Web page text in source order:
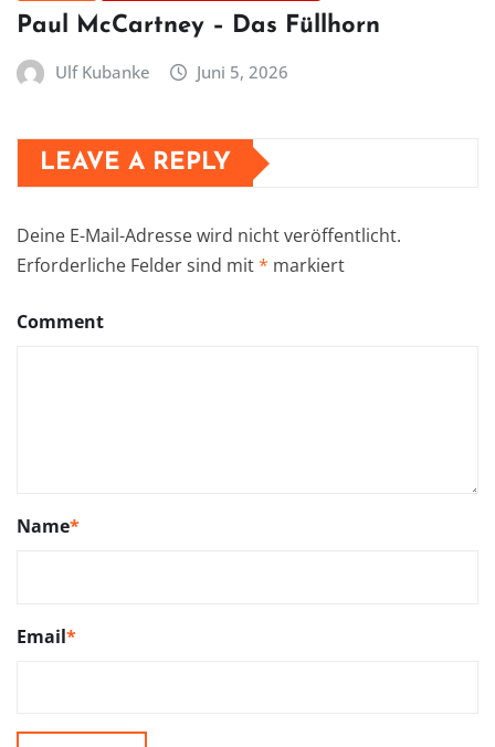
Paul McCartney – Das Füllhorn
Ulf Kubanke Juni 5, 2026
LEAVE A REPLY
Deine E-Mail-Adresse wird nicht veröffentlicht.
Erforderliche Felder sind mit* markiert
Comment
Name*
Email*